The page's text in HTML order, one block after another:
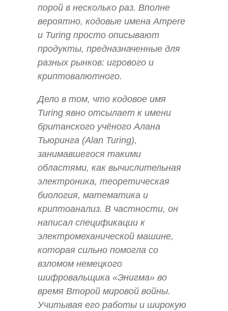
порой в несколько раз. Вполне
вероятно, кодовые имена Ampere
и Turing просто описывают
продукты, предназначенные для
разных рынков: игрового и
криптовалютного.
Дело в том, что кодовое имя
Turing явно отсылает к имени
британского учёного Алана
Тьюринга (Alan Turing),
занимавшегося такими
областями, как вычислительная
электроника, теоретическая
биология, математика и
криптоанализ. В частности, он
написал спецификации к
электромеханической машине,
которая сильно помогла со
взломом немецкого
шифровальщика «Энигма» во
время Второй мировой войны.
Учитывая его работы и широкую